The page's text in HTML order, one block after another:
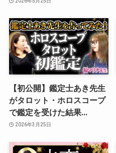
【初公開】鑑定士あき先生
がタロット・ホロスコープ
で鑑定を受けた結果…
2026年3月25日